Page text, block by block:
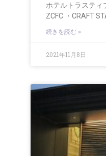
ホテルトラスティ
ZCFC ・CRAFT
続きを読む »
2021年11月8日